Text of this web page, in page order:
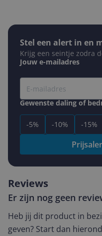
Stel een alert in en
Krijg een seintje zodra
Jouw e-mailadres
Gewenste daling of
-5% -10% -15%
Reviews
Er zijn nog geen
Heb jij dit product in
geven? Start dan